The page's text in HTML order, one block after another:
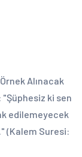
Alınacak
"Şüphesiz ki sen
edilemeyecek
(Kalem Suresi: